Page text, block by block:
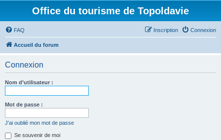
Office du tourisme de Topoldavie
FAQ Connexion
Inscription
Accueil du forum
Connexion
Nom d’utilisateur :
Mot de passe :
J’ai oublié mon mot de passe
Se souvenir de moi